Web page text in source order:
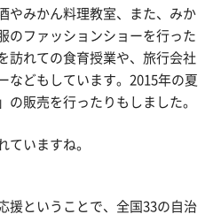
みかん料理教室、また、みか
のファッションショーを行った
訪れての食育授業や、旅行会社
などもしています。2015年の夏
の販売を行ったりもしました。
いますね。
ということで、全国33の自治